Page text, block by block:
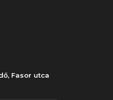
Fasor utca